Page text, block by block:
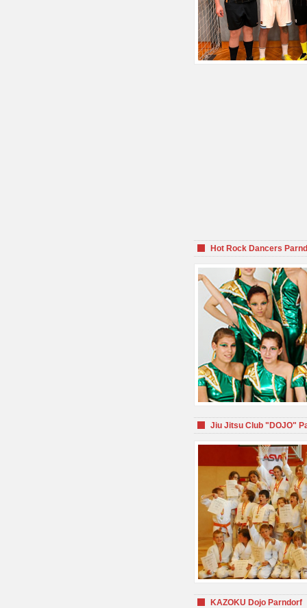
Hot Rock Dancers
Jiu Jitsu Club "DOJO"
KAZOKU Dojo Parndorf